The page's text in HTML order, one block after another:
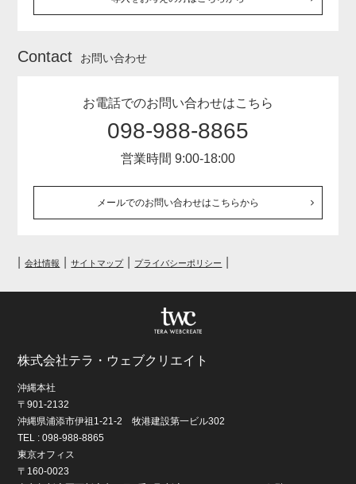
Contact お問い合わせ
お電話でのお問い合わせはこちら
098-988-8865
営業時間 9:00-18:00
メールでのお問い合わせはこちらから
会社情報 サイトマップ プライバシーポリシー
株式会社テラ・ウェブクリエイト
沖縄本社
〒901-2132
沖縄県浦添市伊祖1-21-2 牧港建設第一ビル302
TEL : 098-988-8865
東京オフィス
〒160-0023